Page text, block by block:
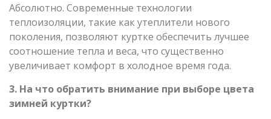
Абсолютно. Современные технологии
теплоизоляции, такие как утеплители нового
поколения, позволяют куртке обеспечить лучшее
соотношение тепла и веса, что существенно
увеличивает комфорт в холодное время года.
3. На что обратить внимание при выборе цвета
зимней куртки?